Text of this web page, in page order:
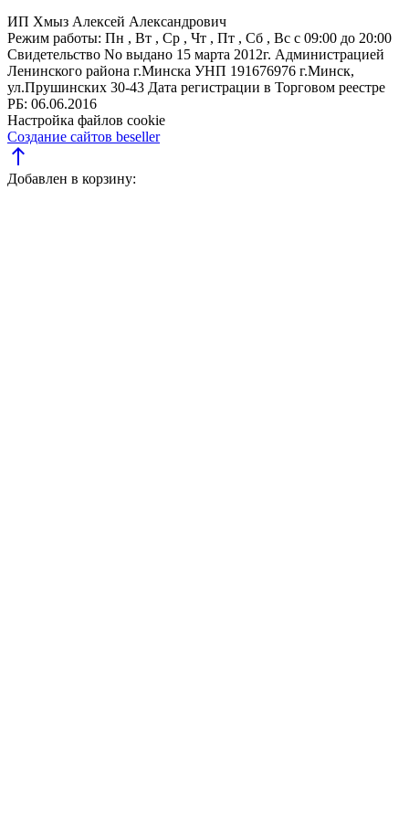
ИП Хмыз Алексей Александрович
Режим работы: Пн , Вт , Ср , Чт , Пт , Сб , Вс c 09:00 до 20:00
Свидетельство No выдано 15 марта 2012г. Администрацией
Ленинского района г.Минска УНП 191676976 г.Минск,
ул.Прушинских 30-43 Дата регистрации в Торговом реестре
РБ: 06.06.2016
Настройка файлов cookie
Создание сайтов beseller
north
Добавлен в корзину: